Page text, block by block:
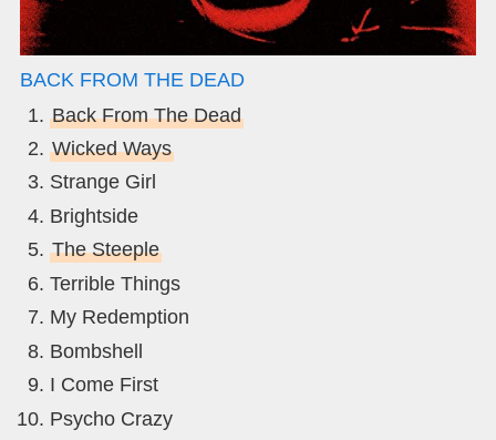
BACK FROM THE DEAD
Back From The Dead
Wicked Ways
Strange Girl
Brightside
The Steeple
Terrible Things
My Redemption
Bombshell
I Come First
Psycho Crazy